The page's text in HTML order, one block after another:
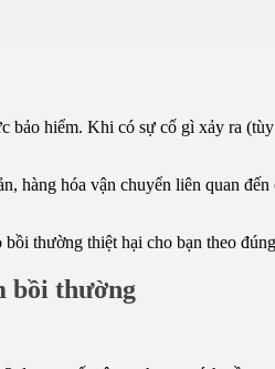
hiểm. Khi có sự cố gì xảy ra
hàng hóa vận chuyển liên quan
thường thiệt hại cho bạn theo
bồi thường